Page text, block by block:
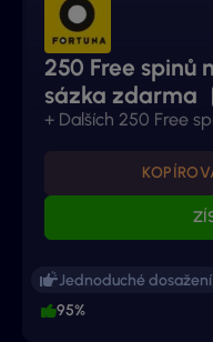
250 Free spinů
sázka zdarma
+ Dalších 250 Free
Jednoduché dosažení
95%